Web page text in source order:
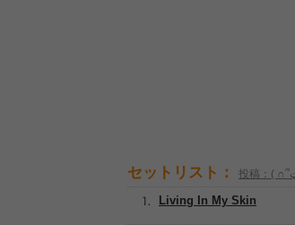
セットリスト：
Living In My Skin